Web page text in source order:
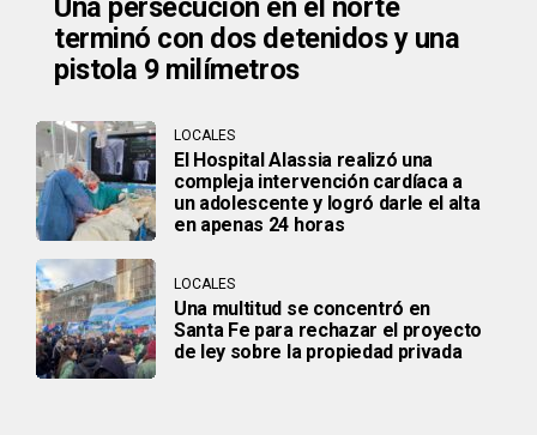
terminó con dos detenidos y una
pistola 9 milímetros
LOCALES
El Hospital Alassia realizó una
compleja intervención cardíaca a
un adolescente y logró darle el alta
en apenas 24 horas
LOCALES
Una multitud se concentró en
Santa Fe para rechazar el proyecto
de ley sobre la propiedad privada